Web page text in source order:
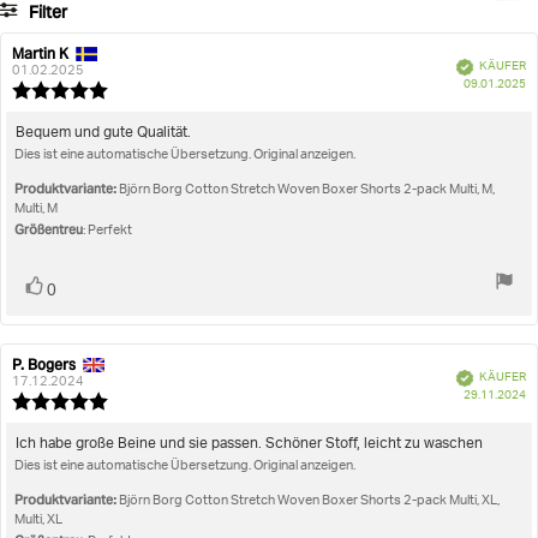
der vorderen Mitte
Artikelnummer: 10003416_MP002
Herren Unterwäsche
Filter
Autor
der
Rezension:
Martin K
01.02.2025
von
VerifiziertKÄUFER
09.01.2025
Rezensionstext:
Bequem und gute Qualität.
Dies ist eine automatische Übersetzung. Original anzeigen.
Produktvariante: Björn Borg Cotton Stretch Woven Boxer Shorts 2-pack Multi, M,
Multi, M
Größentreu: Perfekt
Stimme
0
Autor
der
Rezension:
P. Bogers
17.12.2024
von
VerifiziertKÄUFER
29.11.2024
Rezensionstext:
Ich habe große Beine und sie passen. Schöner Stoff, leicht zu waschen
Dies ist eine automatische Übersetzung. Original anzeigen.
Produktvariante: Björn Borg Cotton Stretch Woven Boxer Shorts 2-pack Multi, XL,
Multi, XL